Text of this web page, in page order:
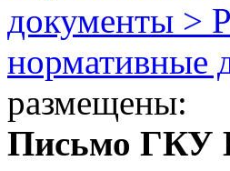
документы >
нормативные
размещены:
Письмо ГКУ